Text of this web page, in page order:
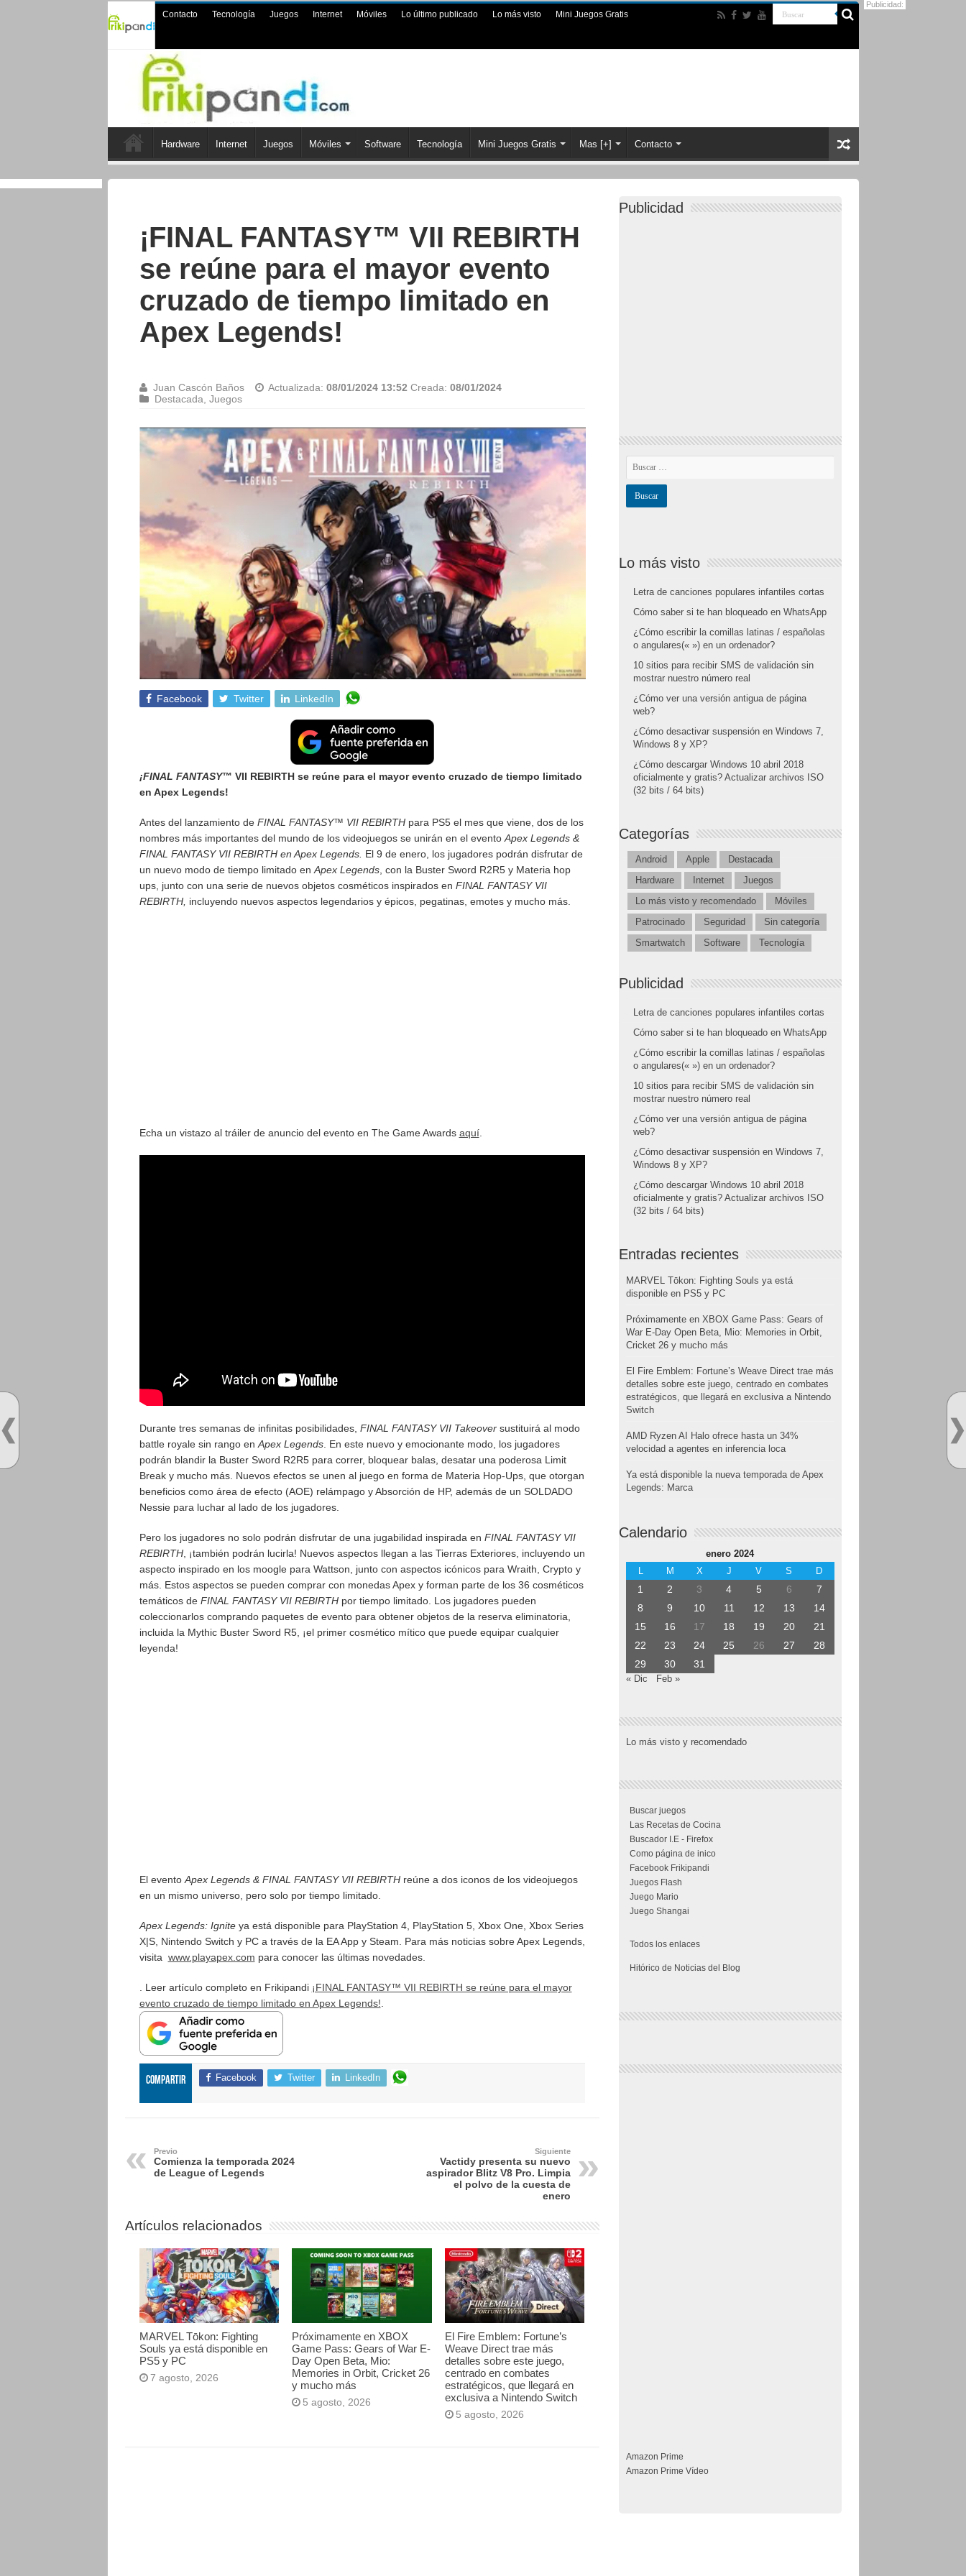
Contacto Tecnología Juegos Internet Móviles Lo último publicado Lo más visto Mini Juegos Gratis
Hardware Internet Juegos Móviles Software Tecnología Mini Juegos Gratis Mas [+] Contacto
¡FINAL FANTASY™ VII REBIRTH
se reúne para el mayor evento
cruzado de tiempo limitado en
Apex Legends!
Juan Cascón Baños Actualizada: 08/01/2024 13:52 Creada: 08/01/2024
Destacada Juegos
Facebook Twitter LinkedIn
¡FINAL FANTASY™ VII REBIRTH se reúne para el mayor evento cruzado de tiempo limitado
en Apex Legends!
Antes del lanzamiento de FINAL FANTASY™ VII REBIRTHpara PS5 el mes que viene, dos de los
nombres más importantes del mundo de los videojuegos se unirán en el evento Apex Legends &
FINAL FANTASY VII REBIRTH en Apex Legends. El 9 de enero, los jugadores podrán disfrutar de
un nuevo modo de tiempo limitado en Apex Legends, con la Buster Sword R2R5 y Materia hop
ups, junto con una serie de nuevos objetos cosméticos inspirados en FINAL FANTASY VII
REBIRTH, incluyendo nuevos aspectos legendarios y épicos, pegatinas, emotes y mucho más.
Echa un vistazo al tráiler de anuncio del evento en The Game Awards aquí.
Durante tres semanas de infinitas posibilidades, FINAL FANTASY VII Takeoversustituirá al modo
battle royale sin rango en Apex Legends. En este nuevo y emocionante modo, los jugadores
podrán blandir la Buster Sword R2R5 para correr, bloquear balas, desatar una poderosa Limit
Break y mucho más. Nuevos efectos se unen al juego en forma de Materia Hop-Ups, que otorgan
beneficios como área de efecto (AOE) relámpago y Absorción de HP, además de un SOLDADO
Nessie para luchar al lado de los jugadores.
Pero los jugadores no solo podrán disfrutar de una jugabilidad inspirada en FINAL FANTASY VII
REBIRTH, ¡también podrán lucirla! Nuevos aspectos llegan a las Tierras Exteriores, incluyendo un
aspecto inspirado en los moogle para Wattson, junto con aspectos icónicos para Wraith, Crypto y
más. Estos aspectos se pueden comprar con monedas Apex y forman parte de los 36 cosméticos
temáticos de FINAL FANTASY VII REBIRTH por tiempo limitado. Los jugadores pueden
coleccionarlos comprando paquetes de evento para obtener objetos de la reserva eliminatoria,
incluida la Mythic Buster Sword R5, ¡el primer cosmético mítico que puede equipar cualquier
leyenda!
El evento Apex Legends & FINAL FANTASY VII REBIRTHreúne a dos iconos de los videojuegos
en un mismo universo, pero solo por tiempo limitado.
Apex Legends: Ignite ya está disponible para PlayStation 4, PlayStation 5, Xbox One, Xbox Series
X|S, Nintendo Switch y PC a través de la EA App y Steam. Para más noticias sobre Apex Legends,
visita www.playapex.com para conocer las últimas novedades.
. Leer artículo completo en Frikipandi ¡FINAL FANTASY™ VII REBIRTH se reúne para el mayor
evento cruzado de tiempo limitado en Apex Legends!
Compartir Facebook Twitter LinkedIn
Previo
Comienza la temporada 2024
de League of Legends
Siguiente
Vactidy presenta su nuevo
aspirador Blitz V8 Pro. Limpia
el polvo de la cuesta de
enero
Artículos relacionados
MARVEL Tōkon: Fighting
Souls ya está disponible en
PS5 y PC
7 agosto, 2026
Próximamente en XBOX
Game Pass: Gears of War E-
Day Open Beta, Mio:
Memories in Orbit, Cricket 26
y mucho más
5 agosto, 2026
El Fire Emblem: Fortune’s
Weave Direct trae más
detalles sobre este juego,
centrado en combates
estratégicos, que llegará en
exclusiva a Nintendo Switch
5 agosto, 2026
Publicidad
Lo más visto
Letra de canciones populares infantiles cortas
Cómo saber si te han bloqueado en WhatsApp
¿Cómo escribir la comillas latinas / españolas
o angulares(« ») en un ordenador?
10 sitios para recibir SMS de validación sin
mostrar nuestro número real
¿Cómo ver una versión antigua de página
web?
¿Cómo desactivar suspensión en Windows 7,
Windows 8 y XP?
¿Cómo descargar Windows 10 abril 2018
oficialmente y gratis? Actualizar archivos ISO
(32 bits / 64 bits)
Categorías
Android Apple
Destacada
Hardware
Internet
Juegos
Lo más visto y recomendado
Móviles
Patrocinado
Seguridad
Sin categoría
Smartwatch
Software Tecnología
Publicidad
Letra de canciones populares infantiles cortas
Cómo saber si te han bloqueado en WhatsApp
¿Cómo escribir la comillas latinas / españolas
o angulares(« ») en un ordenador?
10 sitios para recibir SMS de validación sin
mostrar nuestro número real
¿Cómo ver una versión antigua de página
web?
¿Cómo desactivar suspensión en Windows 7,
Windows 8 y XP?
¿Cómo descargar Windows 10 abril 2018
oficialmente y gratis? Actualizar archivos ISO
(32 bits / 64 bits)
Entradas recientes
MARVEL Tōkon: Fighting Souls ya está
disponible en PS5 y PC
Próximamente en XBOX Game Pass: Gears of
War E-Day Open Beta, Mio: Memories in Orbit,
Cricket 26 y mucho más
El Fire Emblem: Fortune’s Weave Direct trae más
detalles sobre este juego, centrado en combates
estratégicos, que llegará en exclusiva a Nintendo
Switch
AMD Ryzen AI Halo ofrece hasta un 34%
velocidad a agentes en inferencia loca
Ya está disponible la nueva temporada de Apex
Legends: Marca
Calendario
enero 2024
L
M X J V S D
1 2 3 4 5 6
7
8
9 10 11 12 13
14
15
16 17 18 19 20
21
22
23 24 25 26 27
28
29
30 31
« Dic Feb »
Lo más visto y recomendado
Buscar juegos
Las Recetas de Cocina
Buscador I.E - Firefox
Como página de inico
Facebook Frikipandi
Juegos Flash
Juego Mario
Juego Shangai
Todos los enlaces
Hitórico de Noticias del Blog
Publicidad:
Amazon Prime
Amazon Prime Vídeo